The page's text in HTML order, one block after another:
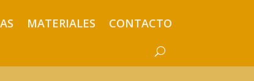
MATERIALES CONTACTO